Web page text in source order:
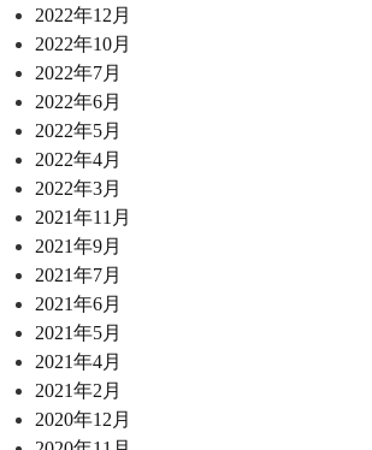
2022年12月
2022年10月
2022年7月
2022年6月
2022年5月
2022年4月
2022年3月
2021年11月
2021年9月
2021年7月
2021年6月
2021年5月
2021年4月
2021年2月
2020年12月